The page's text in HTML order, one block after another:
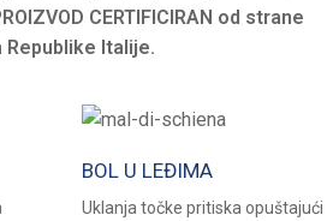
CERTIFICIRAN od strane
Italije.
BOL U LEĐIMA
Uklanja točke pritiska opuštajući